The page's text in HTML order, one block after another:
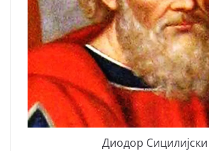
Диодор Сицилијски